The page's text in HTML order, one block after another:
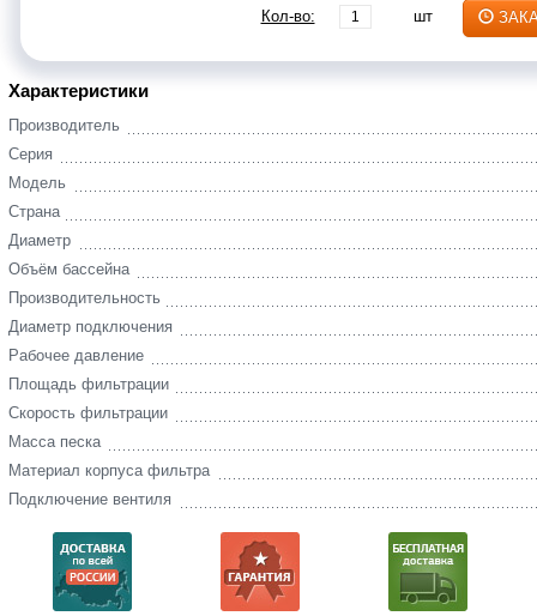
Кол-во: шт
Характеристики
Производитель
Серия
Модель
Страна
Диаметр
Объём бассейна
Производительность
Диаметр подключения
Рабочее давление
Площадь фильтрации
Скорость фильтрации
Масса песка
Материал корпуса фильтра
Подключение вентиля